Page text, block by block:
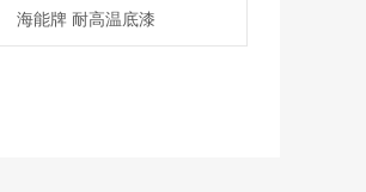
海能牌 耐高温底漆